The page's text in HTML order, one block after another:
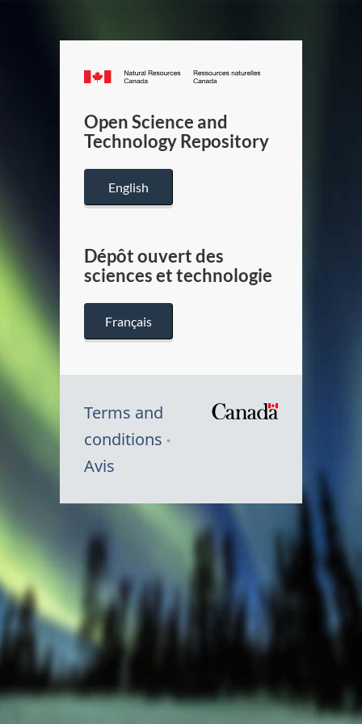
Canada.ca
/
Canada
Open Science and
Technology Repository
English
Dépôt ouvert des
sciences et technologie
Français
Terms and
conditions
Avis
Canada